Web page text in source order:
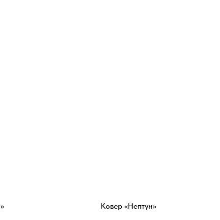
Ковер «Нептун»